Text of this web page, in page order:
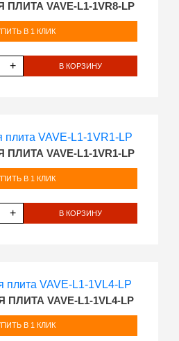
VAVE-L1-1VR8-LP
В 1 КЛИК
+ В КОРЗИНУ
VAVE-L1-1VR1-LP
В 1 КЛИК
+ В КОРЗИНУ
VAVE-L1-1VL4-LP
В 1 КЛИК